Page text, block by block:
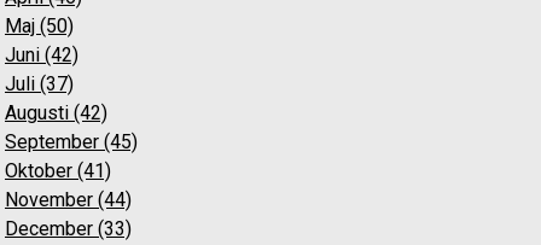
Maj (50)
Juni (42)
Juli (37)
Augusti (42)
September (45)
Oktober (41)
November (44)
December (33)